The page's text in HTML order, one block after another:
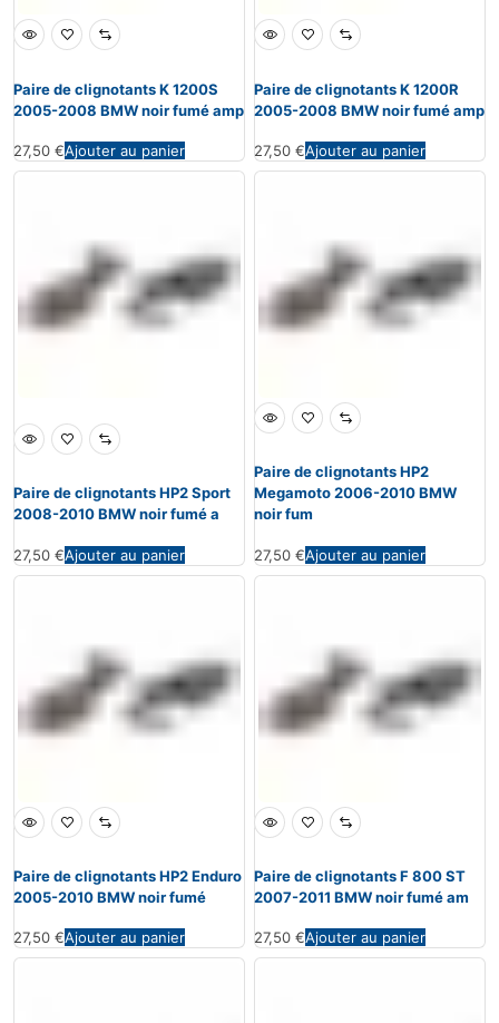
Paire de clignotants K 1200S
2005-2008 BMW noir fumé amp
27,50 €Ajouter au panier
Paire de clignotants K 1200R
2005-2008 BMW noir fumé amp
27,50 €Ajouter au panier
Paire de clignotants HP2 Sport
2008-2010 BMW noir fumé a
27,50 €Ajouter au panier
Paire de clignotants HP2
Megamoto 2006-2010 BMW
noir fum
27,50 €Ajouter au panier
Paire de clignotants HP2 Enduro
2005-2010 BMW noir fumé
27,50 €Ajouter au panier
Paire de clignotants F 800 ST
2007-2011 BMW noir fumé am
27,50 €Ajouter au panier